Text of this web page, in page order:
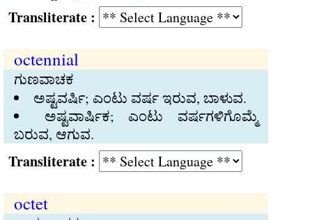
:
octennial
ಗುಣವಾಚಕ
ಅಷ್ಟವರ್ಷಿ; ಎಂಟು ವರ್ಷ ಇರುವ, ಬಾಳುವ.
ಅಷ್ಟವಾರ್ಷಿಕ; ಎಂಟು ವರ್ಷಗಳಿಗೊಮ್ಮೆ
ಬರುವ, ಆಗುವ.
:
octet